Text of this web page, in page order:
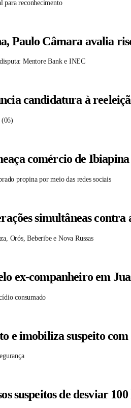
para reconhecimento
Paulo Câmara avalia
Mentore Bank e INEC
candidatura à
(06)
comércio de
propina por meio das redes sociais
simultâneas
Orós, Beberibe e Nova Russas
ex-companheiro em
consumado
e imobiliza suspeito
suspeitos de desviar